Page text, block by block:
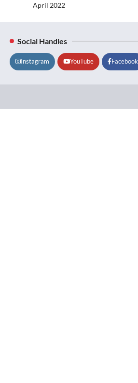
April 2022
Social Handles
Instagram YouTube Facebook